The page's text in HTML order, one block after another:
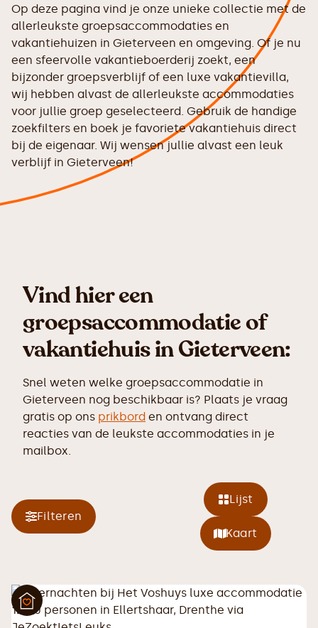
Op deze pagina vind je onze unieke collectie met de
allerleukste groepsaccommodaties en
vakantiehuizen in Gieterveen en omgeving. Of je nu
een sfeervolle vakantieboerderij zoekt, een
bijzonder groepsverblijf of een luxe vakantievilla,
wij hebben alvast de allerleukste accommodaties
voor jullie groep geselecteerd. Gebruik de handige
zoekfilters en boek je favoriete vakantiehuis direct
bij de eigenaar. Wij wensen jullie alvast een leuk
verblijf in Gieterveen!
Vind hier een
groepsaccommodatie of
vakantiehuis in Gieterveen:
Snel weten welke groepsaccommodatie in
Gieterveen nog beschikbaar is? Plaats je vraag
gratis op ons prikbord en ontvang direct
reacties van de leukste accommodaties in je
mailbox.
Filteren
Lijst
Kaart